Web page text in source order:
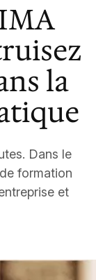
la
Dans le
formation
et